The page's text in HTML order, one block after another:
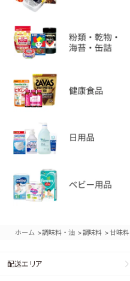
ホーム >調味料・油 >調味料 >甘味料
配送エリア